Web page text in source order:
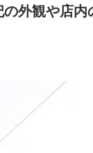
の外観や店内